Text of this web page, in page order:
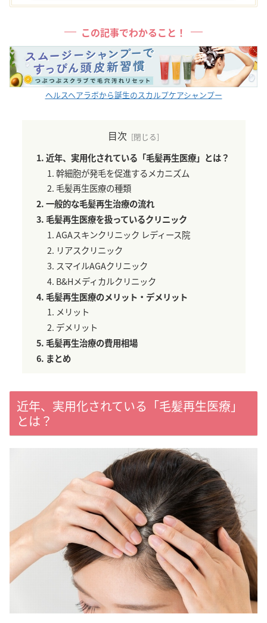
この記事でわかること！
ヘルスヘアラボから誕生のスカルプケアシャンプー
目次
近年、実用化されている「毛髪再生医療」とは？
幹細胞が発毛を促進するメカニズム
毛髪再生医療の種類
一般的な毛髪再生治療の流れ
毛髪再生医療を扱っているクリニック
AGAスキンクリニック レディース院
リアスクリニック
スマイルAGAクリニック
B&Hメディカルクリニック
毛髪再生医療のメリット・デメリット
メリット
デメリット
毛髪再生治療の費用相場
まとめ
近年、実用化されている「毛髪再生医療」
とは？